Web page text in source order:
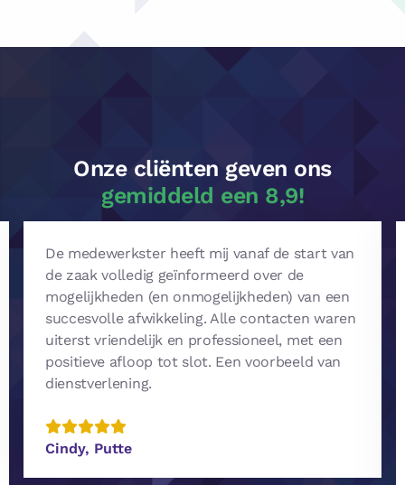
Onze cliënten geven ons
gemiddeld een 8,9!
De medewerkster heeft mij vanaf de start van
de zaak volledig geïnformeerd over de
mogelijkheden (en onmogelijkheden) van een
succesvolle afwikkeling. Alle contacten waren
uiterst vriendelijk en professioneel, met een
positieve afloop tot slot. Een voorbeeld van
dienstverlening.
Cindy, Putte